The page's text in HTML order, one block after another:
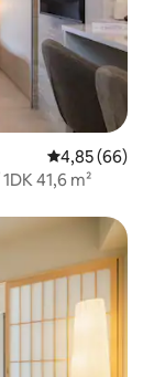
Priemerné
4,85 (66)
41,6 m²